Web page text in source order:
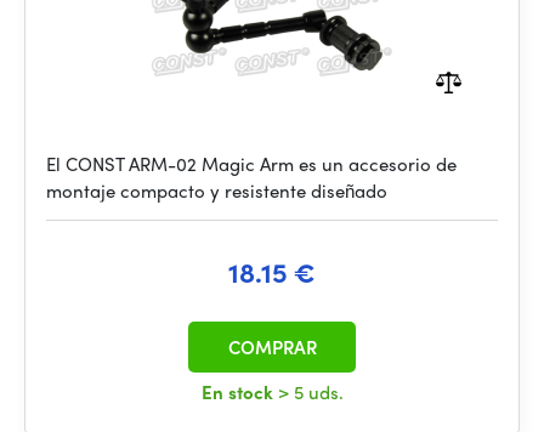
El CONST ARM-02 Magic Arm es un accesorio de
montaje compacto y resistente diseñado
18.15 €
En stock > 5 uds.
COMPRAR